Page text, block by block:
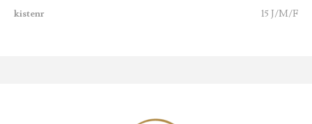
kistenr
15 J/M/F